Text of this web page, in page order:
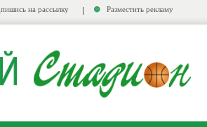
на рассылку Разместить рекламу